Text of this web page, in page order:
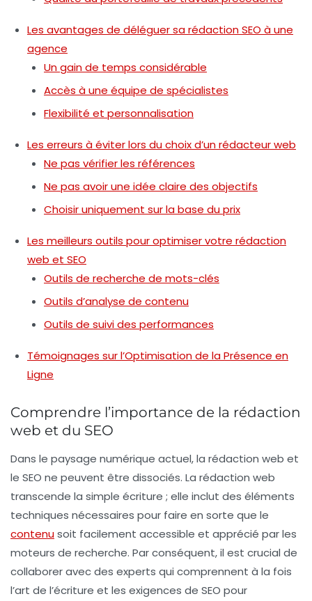
Les avantages de déléguer sa rédaction SEO à une
agence
Un gain de temps considérable
Accès à une équipe de spécialistes
Flexibilité et personnalisation
Les erreurs à éviter lors du choix d’un rédacteur web
Ne pas vérifier les références
Ne pas avoir une idée claire des objectifs
Choisir uniquement sur la base du prix
Les meilleurs outils pour optimiser votre rédaction
web et SEO
Outils de recherche de mots-clés
Outils d’analyse de contenu
Outils de suivi des performances
Témoignages sur l’Optimisation de la Présence en
Ligne
Comprendre l’importance de la rédaction
web et du SEO
Dans le paysage numérique actuel,la rédaction web et
le SEO ne peuvent être dissociés. La rédaction web
transcende la simple écriture ; elle inclut des éléments
techniques nécessaires pour faire en sorte que le
contenusoit facilement accessible et apprécié par les
moteurs de recherche. Par conséquent, il est crucial de
collaborer avec des experts qui comprennent à la fois
l’art de l’écriture et les exigences de SEO pour